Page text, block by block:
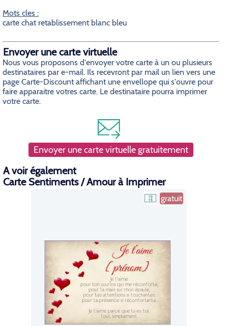
Mots cles :
carte chat retablissement blanc bleu
Envoyer une carte virtuelle
Nous vous proposons d'envoyer votre carte à un ou plusieurs
destinataires par e-mail. Ils recevront par mail un lien vers une
page Carte-Discount affichant une envellope qui s'ouvre pour
faire apparaitre votres carte. Le destinataire pourra imprimer
votre carte.
Envoyer une carte virtuelle gratuitement
A voir également
Carte Sentiments / Amour à Imprimer
gratuit